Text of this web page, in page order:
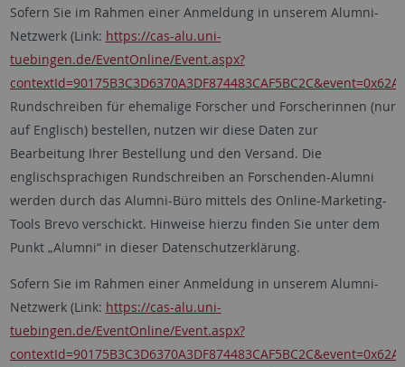
Sofern Sie im Rahmen einer Anmeldung in unserem Alumni-
Netzwerk (Link: https://cas-alu.uni-
tuebingen.de/EventOnline/Event.aspx?
Rundschreiben für ehemalige Forscher und Forscherinnen (nur
auf Englisch) bestellen, nutzen wir diese Daten zur
Bearbeitung Ihrer Bestellung und den Versand. Die
englischsprachigen Rundschreiben an Forschenden-Alumni
werden durch das Alumni-Büro mittels des Online-Marketing-
Tools Brevo verschickt. Hinweise hierzu finden Sie unter dem
Punkt „Alumni“ in dieser Datenschutzerklärung.
Sofern Sie im Rahmen einer Anmeldung in unserem Alumni-
Netzwerk (Link: https://cas-alu.uni-
tuebingen.de/EventOnline/Event.aspx?